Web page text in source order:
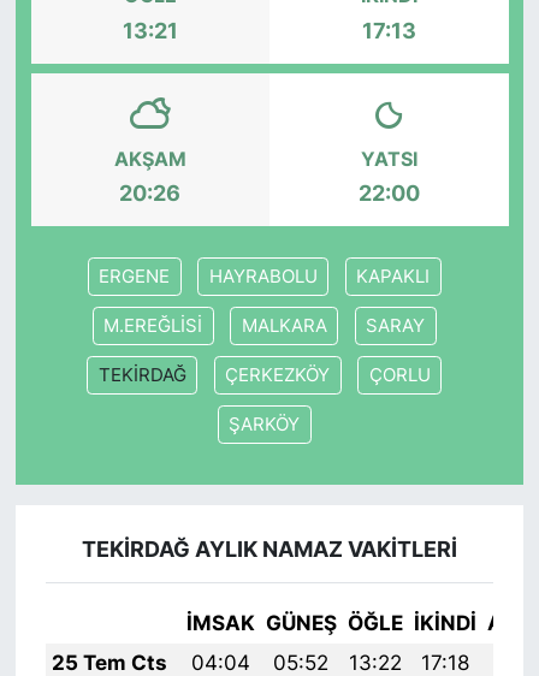
13:21 17:13
AKŞAM
20:26
YATSI
22:00
ERGENE HAYRABOLU KAPAKLI
M.EREĞLİSİ MALKARA SARAY
TEKİRDAĞ ÇERKEZKÖY ÇORLU
ŞARKÖY
TEKİRDAĞ AYLIK NAMAZ VAKITLERI
İMSAK GÜNEŞ ÖĞLE İKINDI
25 Tem Cts
04:04 05:52 13:22 17:18